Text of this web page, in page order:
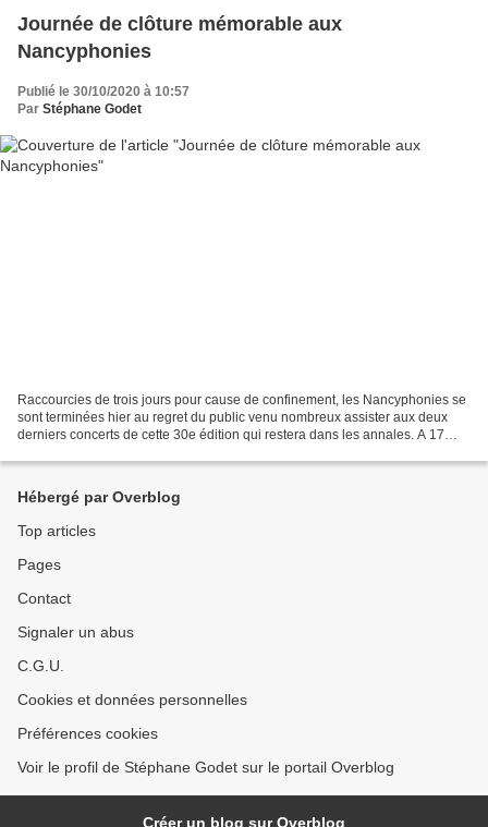
Journée de clôture mémorable aux
Nancyphonies
Publié le 30/10/2020 à 10:57
Par Stéphane Godet
Raccourcies de trois jours pour cause de confinement, les Nancyphonies se
sont terminées hier au regret du public venu nombreux assister aux deux
derniers concerts de cette 30e édition qui restera dans les annales. A 17
Hébergé par Overblog
Top articles
Pages
Contact
Signaler un abus
C.G.U.
Cookies et données personnelles
Préférences cookies
Voir le profil de Stéphane Godet sur le portail Overblog
Créer un blog sur Overblog